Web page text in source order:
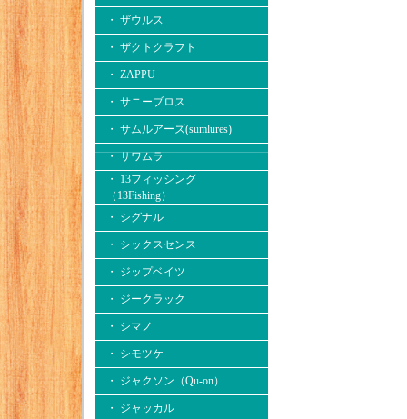
・ ザウルス
・ ザクトクラフト
・ ZAPPU
・ サニーブロス
・ サムルアーズ(sumlures)
・ サワムラ
・ 13フィッシング
（13Fishing）
・ シグナル
・ シックスセンス
・ ジップベイツ
・ ジークラック
・ シマノ
・ シモツケ
・ ジャクソン（Qu-on）
・ ジャッカル